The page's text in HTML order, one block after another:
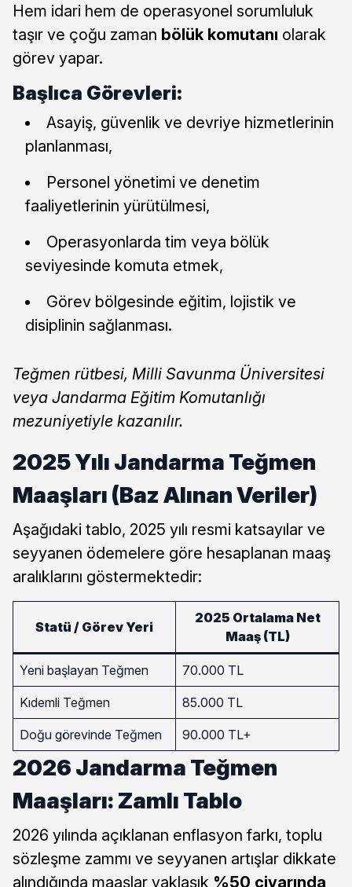
Hem idari hem de operasyonel sorumluluk
taşır ve çoğu zaman bölük komutanı olarak
görev yapar.
Başlıca Görevleri:
Asayiş, güvenlik ve devriye hizmetlerinin
planlanması,
Personel yönetimi ve denetim
faaliyetlerinin yürütülmesi,
Operasyonlarda tim veya bölük
seviyesinde komuta etmek,
Görev bölgesinde eğitim, lojistik ve
disiplinin sağlanması.
Teğmen rütbesi, Milli Savunma Üniversitesi
veya Jandarma Eğitim Komutanlığı
mezuniyetiyle kazanılır.
2025 Yılı Jandarma Teğmen
Maaşları (Baz Alınan Veriler)
Aşağıdaki tablo, 2025 yılı resmi katsayılar ve
seyyanen ödemelere göre hesaplanan maaş
aralıklarını göstermektedir:
Statü / Görev Yeri
2025 Ortalama Net
Maaş (TL)
Yeni başlayan Teğmen 70.000 TL
Kıdemli Teğmen 85.000 TL
Doğu görevinde Teğmen 90.000 TL+
2026 Jandarma Teğmen
Maaşları: Zamlı Tablo
2026 yılında açıklanan enflasyon farkı, toplu
sözleşme zammı ve seyyanen artışlar dikkate
alındığında maaşlar yaklaşık %50 civarında